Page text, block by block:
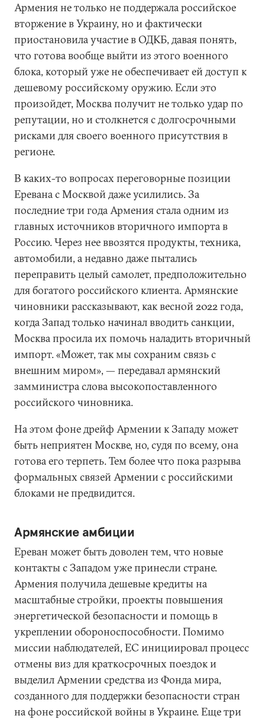
Армения не только не поддержала российское
вторжение в Украину, но и фактически
приостановила участие в ОДКБ, давая понять,
что готова вообще выйти из этого военного
блока, который уже не обеспечивает ей доступ к
дешевому российскому оружию. Если это
произойдет, Москва получит не только удар по
репутации, но и столкнется с долгосрочными
рисками для своего военного присутствия в
регионе.
В каких-то вопросах переговорные позиции
Еревана с Москвой даже усилились. За
последние три года Армения стала одним из
главных источников вторичного импорта в
Россию. Через нее ввозятся продукты, техника,
автомобили, а недавно даже пытались
переправить целый самолет, предположительно
для богатого российского клиента. Армянские
чиновники рассказывают, как весной 2022 года,
когда Запад только начинал вводить санкции,
Москва просила их помочь наладить вторичный
импорт. «Может, так мы сохраним связь с
внешним миром», — передавал армянский
замминистра слова высокопоставленного
российского чиновника.
На этом фоне дрейф Армении к Западу может
быть неприятен Москве, но, судя по всему, она
готова его терпеть. Тем более что пока разрыва
формальных связей Армении с российскими
блоками не предвидится.
Армянские амбиции
Ереван может быть доволен тем, что новые
контакты с Западом уже принесли стране.
Армения получила дешевые кредиты на
масштабные стройки, проекты повышения
энергетической безопасности и помощь в
укреплении обороноспособности. Помимо
миссии наблюдателей, ЕС инициировал процесс
отмены виз для краткосрочных поездок и
выделил Армении средства из Фонда мира,
созданного для поддержки безопасности стран
на фоне российской войны в Украине. Еще три